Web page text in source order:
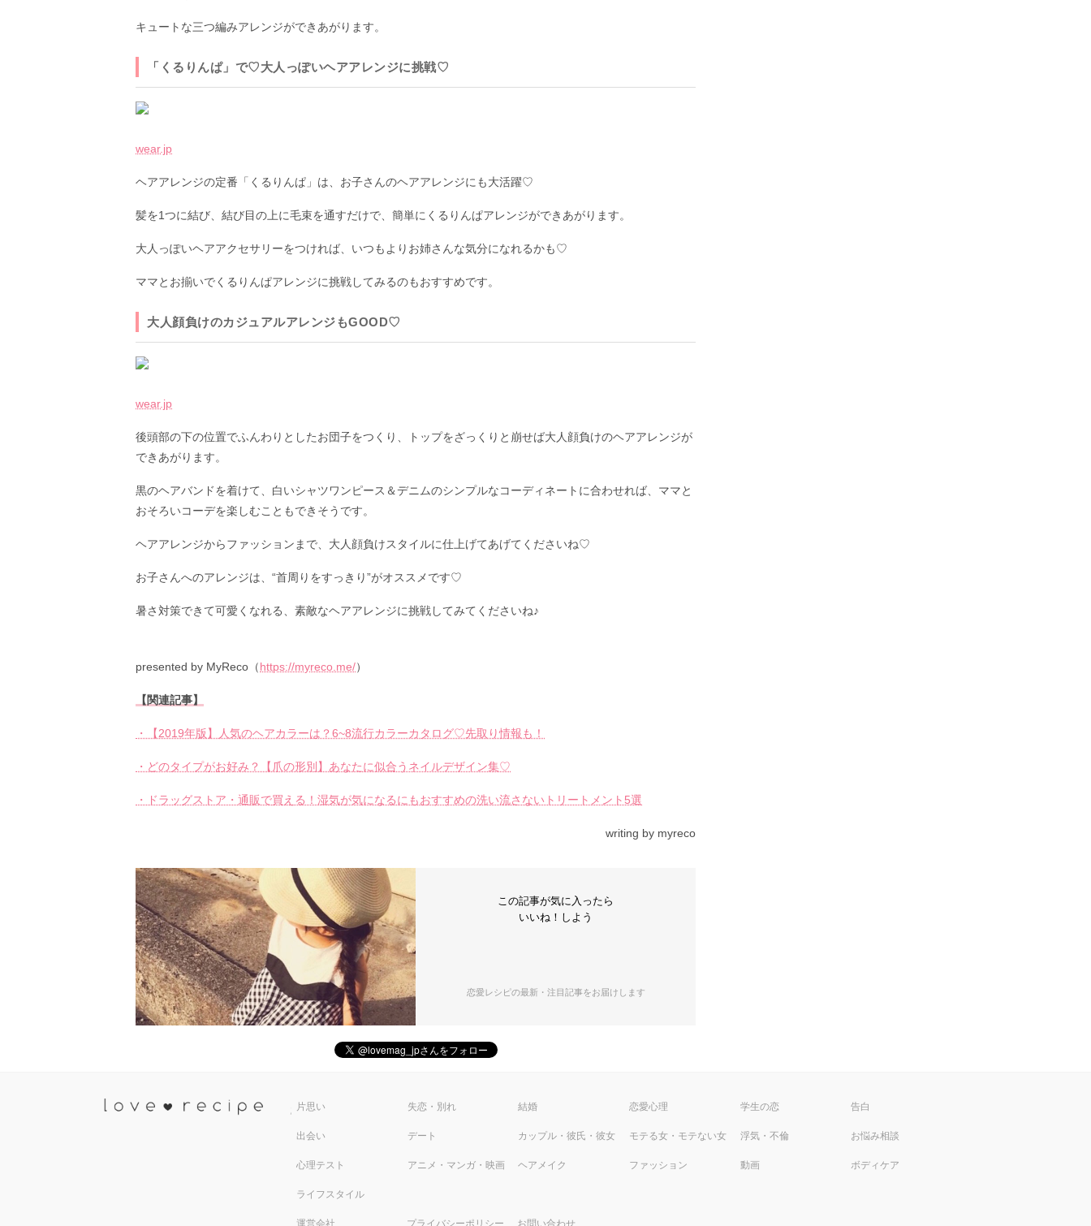
キュートな三つ編みアレンジができあがります。
「くるりんぱ」で♡大人っぽいヘアアレンジに挑戦♡
wear.jp
ヘアアレンジの定番「くるりんぱ」は、お子さんのヘアアレンジにも大活躍♡
髪を1つに結び、結び目の上に毛束を通すだけで、簡単にくるりんぱアレンジができあがります。
大人っぽいヘアアクセサリーをつければ、いつもよりお姉さんな気分になれるかも♡
ママとお揃いでくるりんぱアレンジに挑戦してみるのもおすすめです。
大人顔負けのカジュアルアレンジもGOOD♡
wear.jp
後頭部の下の位置でふんわりとしたお団子をつくり、トップをざっくりと崩せば大人顔負けのヘアアレンジが
できあがります。
黒のヘアバンドを着けて、白いシャツワンピース＆デニムのシンプルなコーディネートに合わせれば、ママと
おそろいコーデを楽しむこともできそうです。
ヘアアレンジからファッションまで、大人顔負けスタイルに仕上げてあげてくださいね♡
お子さんへのアレンジは、“首周りをすっきり”がオススメです♡
暑さ対策できて可愛くなれる、素敵なヘアアレンジに挑戦してみてくださいね♪
presented by MyReco（https://myreco.me/）
【関連記事】
・【2019年版】人気のヘアカラーは？6~8流行カラーカタログ♡先取り情報も！
・どのタイプがお好み？【爪の形別】あなたに似合うネイルデザイン集♡
・ドラッグストア・通販で買える！湿気が気になるにもおすすめの洗い流さないトリートメント5選
writing by myreco
この記事が気に入ったら
いいね！しよう
恋愛レシピの最新・注目記事をお届けします
片思い 失恋・別れ 結婚 恋愛心理 学生の恋 告白
出会い デート カップル・彼氏・彼女 モテる女・モテない女 浮気・不倫 お悩み相談
心理テスト アニメ・マンガ・映画 ヘアメイク ファッション 動画 ボディケア
ライフスタイル
運営会社 プライバシーポリシー お問い合わせ
恋愛レシピ